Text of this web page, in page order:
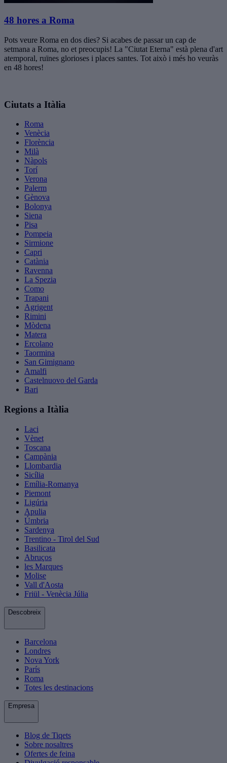
48 hores a Roma
Pots veure Roma en dos dies? Si acabes de passar un cap de
setmana a Roma, no et preocupis! La "Ciutat Eterna" està plena d'art
atemporal, ruïnes glorioses i places santes. Tot això i més ho veuràs
en 48 hores!
Ciutats a Itàlia
Roma
Venècia
Florència
Milà
Nàpols
Torí
Verona
Palerm
Gènova
Bolonya
Siena
Pisa
Pompeia
Sirmione
Capri
Catània
Ravenna
La Spezia
Como
Trapani
Agrigent
Rimini
Mòdena
Matera
Ercolano
Taormina
San Gimignano
Amalfi
Castelnuovo del Garda
Bari
Regions a Itàlia
Laci
Vènet
Toscana
Campània
Llombardia
Sicília
Emília-Romanya
Piemont
Ligúria
Apulia
Úmbria
Sardenya
Trentino - Tirol del Sud
Basilicata
Abruços
les Marques
Molise
Vall d'Aosta
Friül - Venècia Júlia
Descobreix
Barcelona
Londres
Nova York
París
Roma
Totes les destinacions
Empresa
Blog de Tiqets
Sobre nosaltres
Ofertes de feina